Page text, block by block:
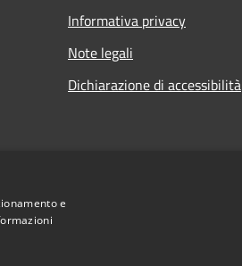
Informativa privacy
Note legali
Dichiarazione di accessibilità
e